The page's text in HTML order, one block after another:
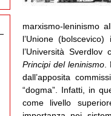
marxismo-leninismo
l’Unione
l’Università
Principi del leninismo.
dall’apposita
“dogma”. Infatti, in
come livello